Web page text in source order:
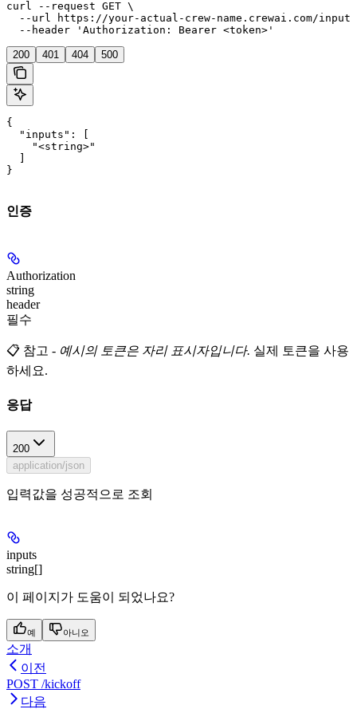
curl --request GET \
--url https://your-actual-crew-name.crewai.com/
  --header 'Authorization: Bearer <token>'
200 401 404 500
{
  "inputs": [
    "<string>"
}
인증
Authorization
string
header
필수
📋 참고 - 예시의 토큰은 자리 표시자입니다. 실제 토큰을 사용
하세요.
응답
200
application/json
입력값을 성공적으로 조회
inputs
string[]
이 페이지가 도움이 되었나요?
예 아니오
소개
이전
POST /kickoff
다음